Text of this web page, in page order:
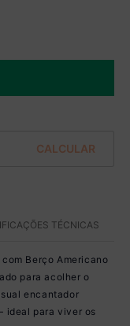
TÉCNICAS
Berço Americano
para acolher o
encantador
ideal para viver os